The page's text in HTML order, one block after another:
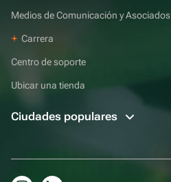
Medios de Comunicación y Asociados
Carrera
Centro de soporte
Ubicar una tienda
Ciudades populares